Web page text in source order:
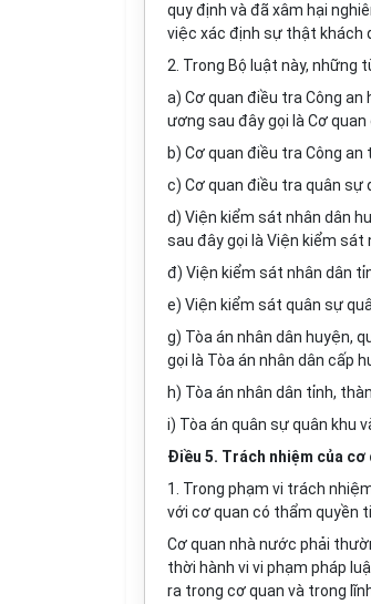
quy định và đã xâm hại
việc xác định sự thật khách
2. Trong Bộ luật này, những
a) Cơ quan điều tra Công
ương sau đây gọi là Cơ quan
b) Cơ quan điều tra Công
c) Cơ quan điều tra quân sự
d) Viện kiểm sát nhân dân
sau đây gọi là Viện kiểm sát
đ) Viện kiểm sát nhân dân
e) Viện kiểm sát quân sự
g) Tòa án nhân dân huyện,
gọi là Tòa án nhân dân cấp
h) Tòa án nhân dân tỉnh,
i) Tòa án quân sự quân khu
Điều 5. Trách nhiệm của
1. Trong phạm vi trách
với cơ quan có thẩm quyền
Cơ quan nhà nước phải
thời hành vi vi phạm pháp
ra trong cơ quan và trong